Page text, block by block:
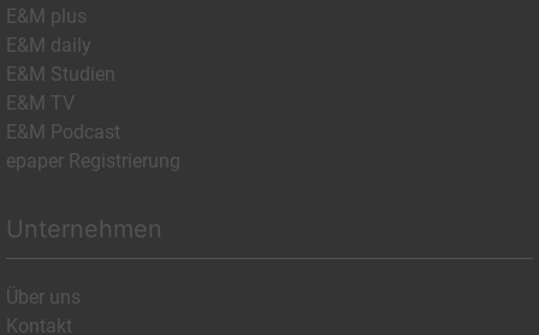
E&M plus
E&M daily
E&M Studien
E&M TV
E&M Podcast
epaper Registrierung
Unternehmen
Über uns
Kontakt